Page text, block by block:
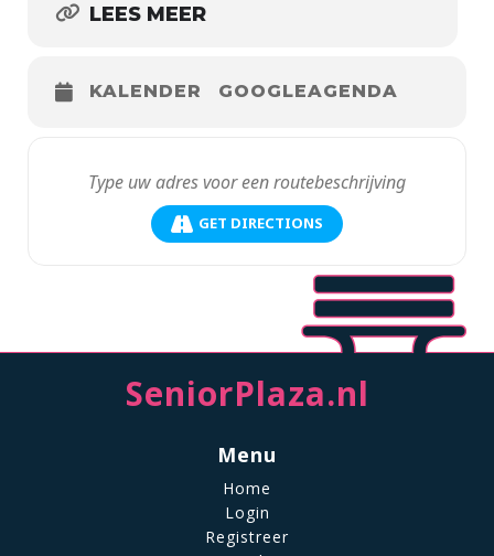
LEES MEER
KALENDER GOOGLEAGENDA
GET DIRECTIONS
SeniorPlaza.nl
Menu
Home
Login
Registreer